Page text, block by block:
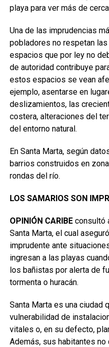
playa para ver más de
Una de las imprudencias
pobladores no respetan
espacios que por ley no
de autoridad contribuye
estos espacios se vean
ejemplo, asentarse en
deslizamientos, las
costera, alteraciones del
del entorno natural.
En Santa Marta, según
barrios construidos en
rondas del río.
LOS SAMARIOS SON
OPINIÓN CARIBEconsultó
Santa Marta, el cual
imprudente ante
ingresan a las playas
los bañistas por alerta de
tormenta o huracán.
Santa Marta es una ciudad
vulnerabilidad de
vitales o, en su defecto,
Además, sus habitantes